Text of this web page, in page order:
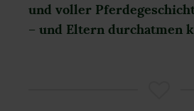
und voller
– und Eltern durchatmen